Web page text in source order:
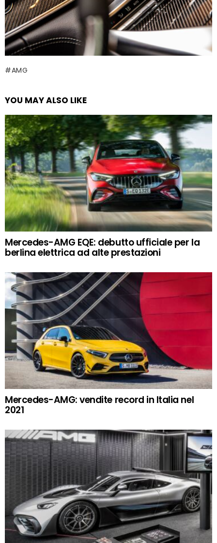
AMG
YOU MAY ALSO LIKE
Mercedes-AMG EQE: debutto ufficiale per la
berlina elettrica ad alte prestazioni
Mercedes-AMG: vendite record in Italia nel
2021